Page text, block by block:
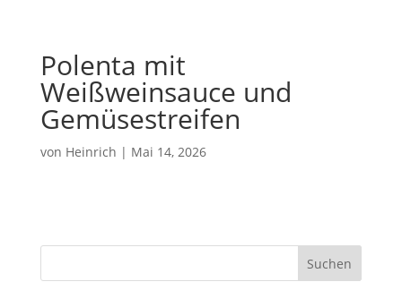
Polenta mit
Weißweinsauce und
Gemüsestreifen
von Heinrich | Mai 14, 2026
Suchen